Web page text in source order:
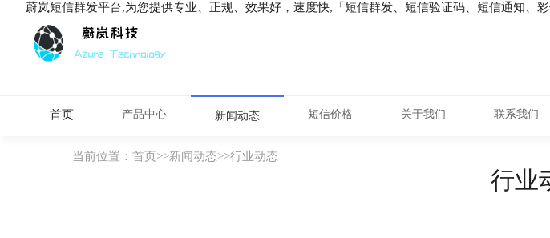
蔚岚短信群发平台,为您提供专业、正规、效果好，速度快,「短信群发、短信验证码、短信通知、
首页 产品中心 新闻动态 短信价格 关于我们 联系我们
当前位置： 首页>>新闻动态>>行业动态
行业